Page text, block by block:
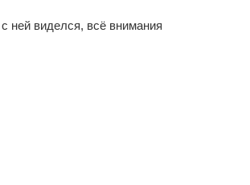
ней виделся, всё внимания